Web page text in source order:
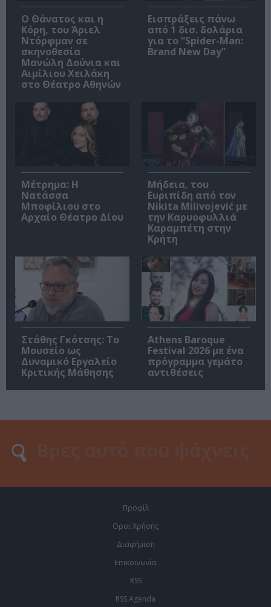
Ο Θάνατος και η
Κόρη, του Άριελ
Ντόρφμαν σε
σκηνοθεσία
Μανώλη Δούνια και
Αιμίλιου Χειλάκη
στο Θέατρο Αθηνών
Εισπράξεις πάνω
από 1 δισ. δολάρια
για το “Spider-Man:
Brand New Day”
Μέτρημα: Η
Νατάσσα
Μποφίλιου στο
Αρχαίο Θέατρο Δίου
Μήδεια, του
Ευριπίδη από τον
Nikita Milivojević με
την Καρυοφυλλιά
Καραμπέτη στην
Κρήτη
Στάθης Γκότσης: Το
Μουσείο ως
Δυναμικό Εργαλείο
Κριτικής Μάθησης
Athens Baroque
Festival 2026 με ένα
πρόγραμμα γεμάτο
αντιθέσεις
Προφίλ
Οροι Χρήσης
Διαφήμιση
Επικοινωνία
RSS
RSS Agenda